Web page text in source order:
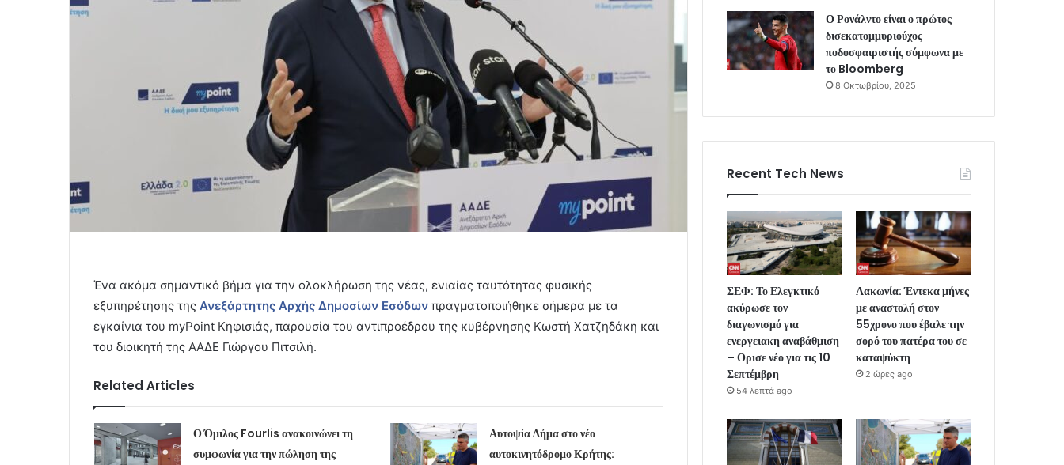
Ένα ακόμα σημαντικό βήμα για την ολοκλήρωση της νέας, ενιαίας ταυτότητας φυσικής
εξυπηρέτησης της Ανεξάρτητης Αρχής Δημοσίων Εσόδων πραγματοποιήθηκε σήμερα με τα
εγκαίνια του myPoint Κηφισιάς, παρουσία του αντιπροέδρου της κυβέρνησης Κωστή Χατζηδάκη και
του διοικητή της ΑΑΔΕ Γιώργου Πιτσιλή.
Related Articles
Ο Όμιλος Fourlis ανακοινώνει τη
συμφωνία για την πώληση της
Αυτοψία Δήμα στο νέο
αυτοκινητόδρομο Κρήτης:
Ο Ρονάλντο είναι ο πρώτος
δισεκατομμυριούχος
ποδοσφαιριστής σύμφωνα με
το Bloomberg
8 Οκτωβρίου, 2025
Recent Tech News
ΣΕΦ: Το Ελεγκτικό
ακύρωσε τον
διαγωνισμό για
ενεργειακη αναβάθμιση
– Ορισε νέο για τις 10
Σεπτέμβρη
54 λεπτά ago
Λακωνία: Έντεκα μήνες
με αναστολή στον
55χρονο που έβαλε την
σορό του πατέρα του σε
καταψύκτη
2 ώρες ago